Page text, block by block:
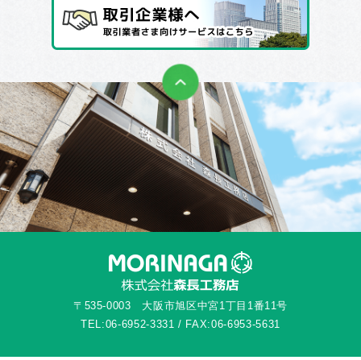
〒535-0003 大阪市旭区中宮1丁目1番11号
TEL:06-6952-3331 / FAX:06-6953-5631